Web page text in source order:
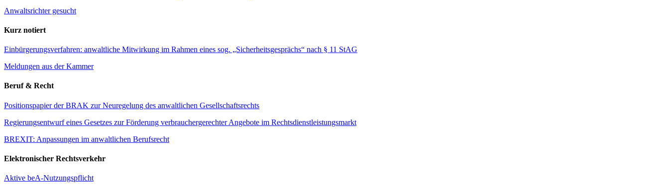
Anwaltsrichter gesucht
Kurz notiert
Einbürgerungsverfahren: anwaltliche Mitwirkung im Rahmen eines sog. „Sicherheitsgesprächs“ nach § 11 StAG
Meldungen aus der Kammer
Beruf & Recht
Positionspapier der BRAK zur Neuregelung des anwaltlichen Gesellschaftsrechts
Regierungsentwurf eines Gesetzes zur Förderung verbrauchergerechter Angebote im Rechtsdienstleistungsmarkt
BREXIT: Anpassungen im anwaltlichen Berufsrecht
Elektronischer Rechtsverkehr
Aktive beA-Nutzungspflicht